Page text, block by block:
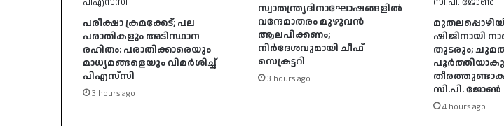
പരീക്ഷാ ക്രമക്കേട്; പല
പരാതികളും അടിസ്ഥാന
രഹിതം: പരാതിക്കാരെയും
മാധ്യമങ്ങളെയും വിമര്‍ശിച്ച്
പിഎസ്‌സി
3 hours ago
സ്വാതന്ത്ര്യദിനാഘോഷങ്ങളിൽ
വന്ദേമാതരം മുഴുവൻ
ആലപിക്കണം;
നിർദേശവുമായി ചീഫ്
സെക്രട്ടറി
3 hours ago
ഷിജിനായി
തുടരും;
സി.പി. ജോൺ
4 hours ago